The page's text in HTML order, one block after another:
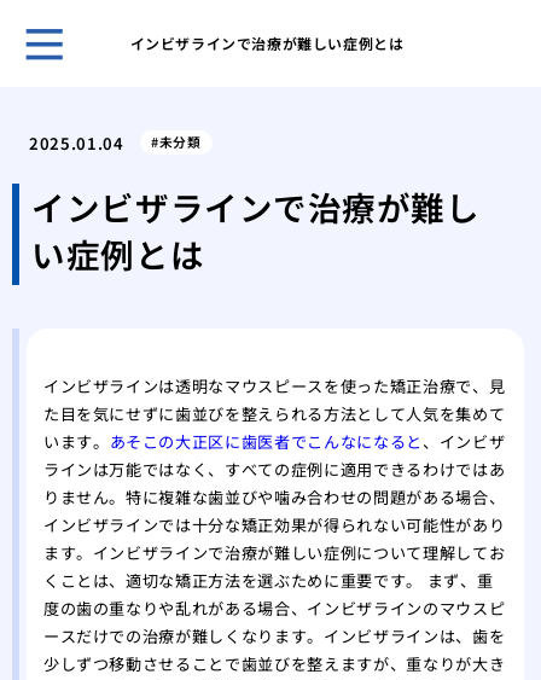
インビザラインで治療が難しい症例とは
注
2025.01.04 未分類
インビザラインで治療が難し
い症例とは
インビザラインは透明なマウスピースを使った矯正治療で、見
た目を気にせずに歯並びを整えられる方法として人気を集めて
います。 あそこの大正区に歯医者でこんなになると 、インビザ
ラインは万能ではなく、すべての症例に適用できるわけではあ
りません。特に複雑な歯並びや噛み合わせの問題がある場合、
インビザラインでは十分な矯正効果が得られない可能性があり
ます。インビザラインで治療が難しい症例について理解してお
くことは、適切な矯正方法を選ぶために重要です。 まず、重
度の歯の重なりや乱れがある場合、インビザラインのマウスピ
ースだけでの治療が難しくなります。インビザラインは、歯を
少しずつ移動させることで歯並びを整えますが、重なりが大き